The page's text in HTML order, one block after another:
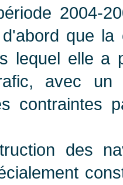
2004-
que
lequel elle
avec
contraintes
des